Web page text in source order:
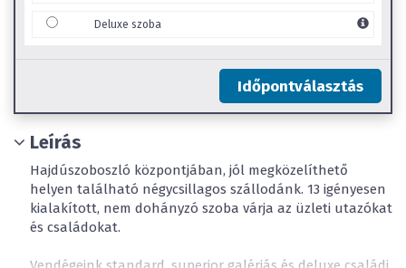
Deluxe szoba
Időpontválasztás
Leírás
Hajdúszoboszló központjában, jól megközelíthető
helyen található négycsillagos szállodánk. 13 igényesen
kialakított, nem dohányzó szoba várja az üzleti utazókat
és családokat.